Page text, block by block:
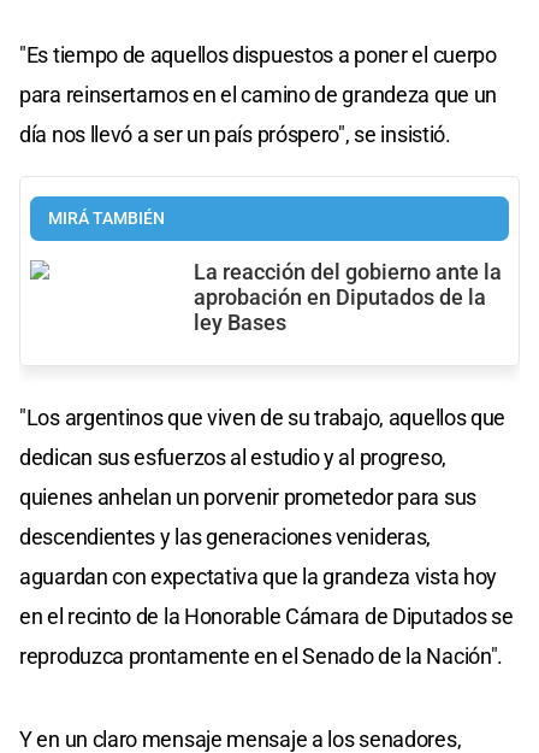
"Es tiempo de aquellos dispuestos a poner el cuerpo
para reinsertarnos en el camino de grandeza que un
día nos llevó a ser un país próspero", se insistió.
MIRÁ TAMBIÉN
La reacción del gobierno ante la
aprobación en Diputados de la
ley Bases
"Los argentinos que viven de su trabajo, aquellos que
dedican sus esfuerzos al estudio y al progreso,
quienes anhelan un porvenir prometedor para sus
descendientes y las generaciones venideras,
aguardan con expectativa que la grandeza vista hoy
en el recinto de la Honorable Cámara de Diputados se
reproduzca prontamente en el Senado de la Nación".
Y en un claro mensaje mensaje a los senadores,